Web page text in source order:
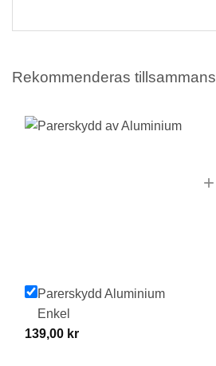
Rekommenderas tillsammans
Parerskydd Aluminium
Enkel
139,00 kr
+